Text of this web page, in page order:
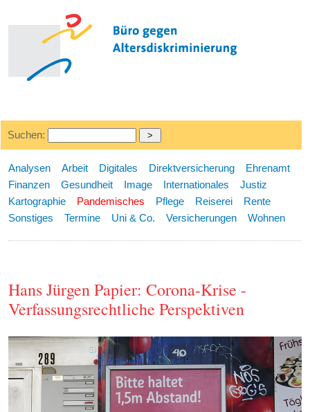
Suchen:
Analysen Arbeit Digitales Direktversicherung
Ehrenamt
Finanzen
Gesundheit Image Internationales
Justiz
Kartographie
Pandemisches Pflege Reiserei
Rente
Sonstiges
Termine Uni & Co. Versicherungen Wohnen
Hans Jürgen Papier: Corona-Krise -
Verfassungsrechtliche Perspektiven